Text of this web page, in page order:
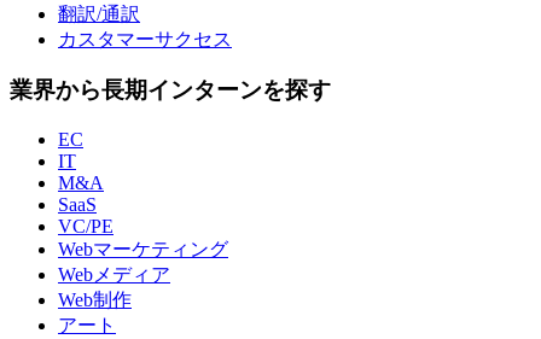
翻訳/通訳
カスタマーサクセス
業界から長期インターンを探す
EC
IT
M&A
SaaS
VC/PE
Webマーケティング
Webメディア
Web制作
アート